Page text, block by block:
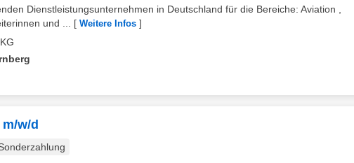
Dienstleistungsunternehmen in Deutschland für die Bereiche: Aviation ,
und ...
[ Weitere Infos ]
w/d